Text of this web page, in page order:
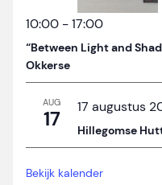
10:00 -17:00
“Between Light and
Okkerse
AUG
17 17 augustus
Hillegomse
Bekijk kalender